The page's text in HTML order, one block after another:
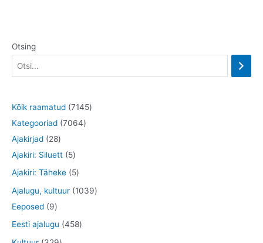
Otsing
Kõik raamatud 71457
o
Kategooriad 70647
t
Ajakirjad 282
8
t
Ajakiri: Siluett 55
t
o
Ajakiri: Täheke 55
t
o
Ajalugu, kultuur 10391
Eeposed 99
t
o
Eesti ajalugu 4584